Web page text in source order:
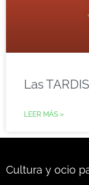
Las
LEER MÁS »
Cultura y ocio